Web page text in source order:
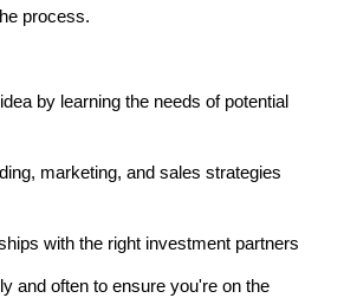
process.
by learning the needs of potential
marketing, and sales strategies
with the right investment partners
and often to ensure you're on the